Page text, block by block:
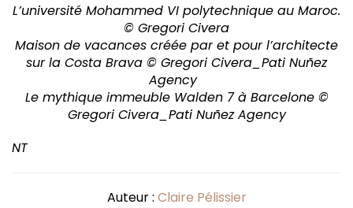
L’université Mohammed VI polytechnique au Maroc.
© Gregori Civera
Maison de vacances créée par et pour l’architecte
sur la Costa Brava © Gregori Civera_Pati Nuñez
Agency
Le mythique immeuble Walden 7 à Barcelone ©
Gregori Civera_Pati Nuñez Agency
NT
Auteur : Claire Pélissier